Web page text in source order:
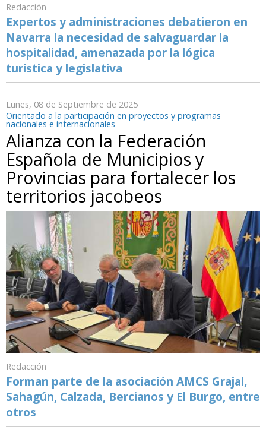
Redacción
Expertos y administraciones debatieron en
Navarra la necesidad de salvaguardar la
hospitalidad, amenazada por la lógica
turística y legislativa
Lunes, 08 de Septiembre de 2025
Orientado a la participación en proyectos y programas
nacionales e internacionales
Alianza con la Federación
Española de Municipios y
Provincias para fortalecer los
territorios jacobeos
Redacción
Forman parte de la asociación AMCS Grajal,
Sahagún, Calzada, Bercianos y El Burgo, entre
otros